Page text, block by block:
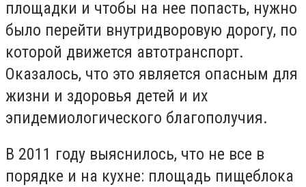
площадки и чтобы на нее попасть, нужно
было перейти внутридворовую дорогу, по
которой движется автотранспорт.
Оказалось, что это является опасным для
жизни и здоровья детей и их
эпидемиологического благополучия.
В 2011 году выяснилось, что не все в
порядке и на кухне: площадь пищеблока